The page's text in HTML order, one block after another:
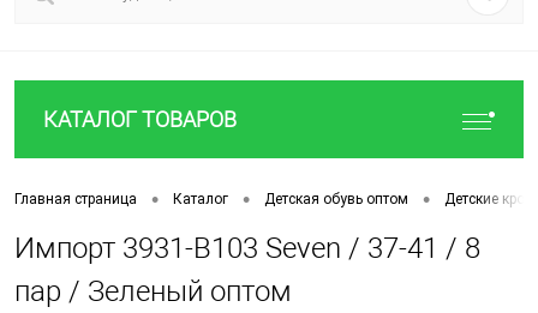
КАТАЛОГ ТОВАРОВ
Главная страница • Каталог • Детская обувь оптом • Детские
Импорт 3931-B103 Seven / 37-41 / 8
пар / Зеленый оптом